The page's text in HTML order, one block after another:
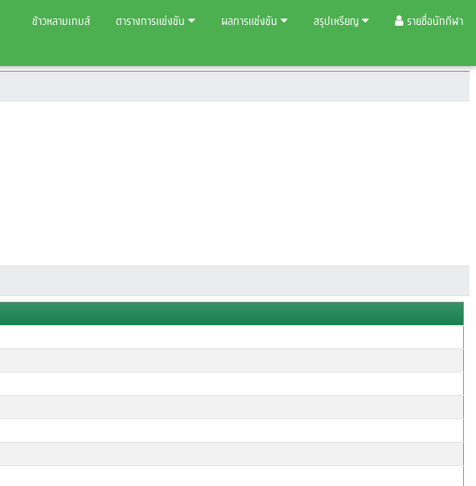
ข้าวหลามเกมส์ ตารางการแข่งขัน ผลการแข่งขัน สรุปเหรียญ รายชื่อนักกีฬา